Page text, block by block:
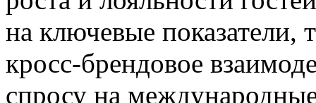
на ключевые показатели,
кросс-брендовое
спросу на